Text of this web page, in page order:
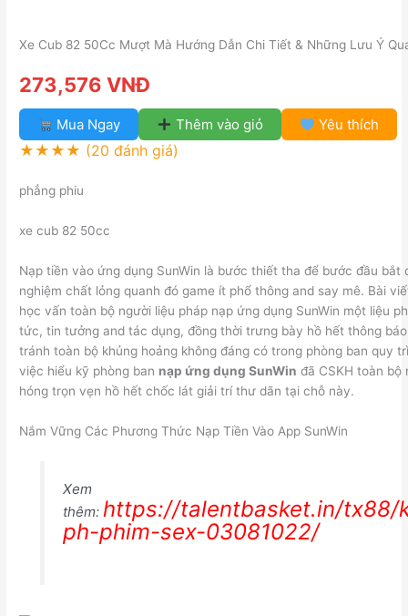
Xe Cub 82 50Cc Mượt Mà Hướng Dẫn Chi Tiết & Những Lưu Ý
273,576 VNĐ
Mua Ngay Thêm vào giỏ Yêu thích
★★★★ (20 đánh giá)
phẳng phiu
xe cub 82 50cc
Nạp tiền vào ứng dụng SunWin là bước thiết tha để bước đầu bắt
nghiệm chất lỏng quanh đó game ít phổ thông and say mê. Bài
học vấn toàn bộ người liệu pháp nạp ứng dụng SunWin một liệu
tức, tin tưởng and tác dụng, đồng thời trưng bày hồ hết thông
tránh toàn bộ khủng hoảng không đáng có trong phòng ban quy
việc hiểu kỹ phòng ban nạp ứng dụng SunWin đã CSKH toàn bộ
hóng trọn vẹn hồ hết chốc lát giải trí thư dãn tại chỗ này.
Nắm Vững Các Phương Thức Nạp Tiền Vào App SunWin
Xem
thêm: https://talentbasket.in/tx88/
ph-phim-sex-03081022/